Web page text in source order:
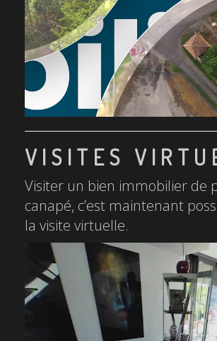
VISITES
Visiter un bien immobilier de
canapé, c’est maintenant
la visite virtuelle.